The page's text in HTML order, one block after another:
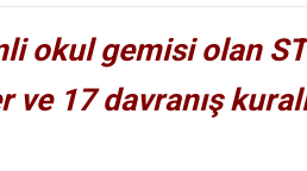
okul gemisi olan
17 davranış